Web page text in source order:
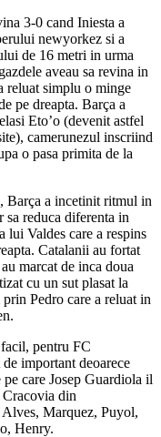
3-0 cand Iniesta a
newyorkez si a
de 16 metri in urma
aveau sa revina in
reluat simplu o minge
pe dreapta. Barça a
Eto’o (devenit astfel
camerunezul inscriind
o pasa primita de la
Barça a incetinit ritmul in
sa reduca diferenta in
lui Valdes care a respins
Catalanii au fortat
marcat de inca doua
cu un sut plasat la
Pedro care a reluat in
pentru FC
important deoarece
care Josep Guardiola il
din
Marquez, Puyol,
Henry.